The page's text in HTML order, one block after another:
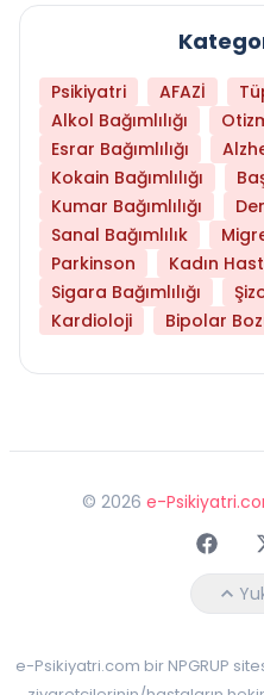
Psikiyatri AFAZİ
Alkol Bağımlılığı
Esrar Bağımlılığı
Kokain Bağımlılığı
Kumar Bağımlılığı
Sanal Bağımlılık
Parkinson
Kadın
Sigara Bağımlılığı
Kardioloji
Bipolar
© 2026 e-
e-Psikiyatri.com bir NPGRUP